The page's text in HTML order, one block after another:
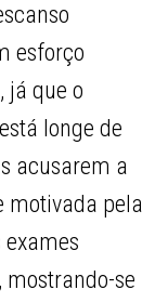
esforço
já que o
longe de
acusarem a
motivada pela
se